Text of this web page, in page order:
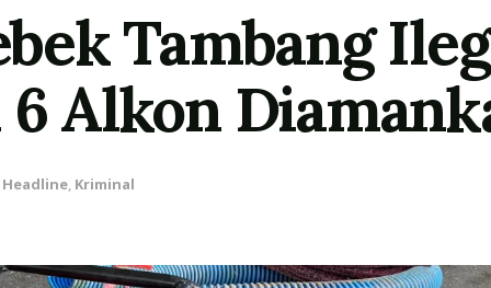
Tambang
Alkon
Headline, Kriminal